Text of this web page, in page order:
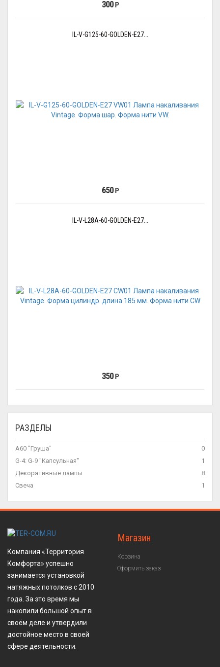
РАЗДЕЛЫ
A60 "Груша"
0
G-4: G-9 "Капсульная"
1
Декоративные лампы
8
Свеча
1
300 Р
IL-V-G125-60-GOLDEN-E27...
650 Р
IL-V-L28A-60-GOLDEN-E27...
350 Р
Компания «Территория
Комфорта» успешно
занимается установкой
натяжных потолков с 2010
года. За это время мы
накопили большой опыт в
своём деле и утвердили
достойное место в своей
сфере деятельности.
Магазин
Корзина
Оформить заказ